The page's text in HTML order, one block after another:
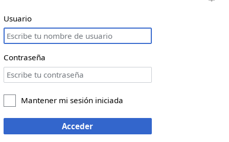
Usuario
Contraseña
Mantener mi sesión iniciada
Acceder